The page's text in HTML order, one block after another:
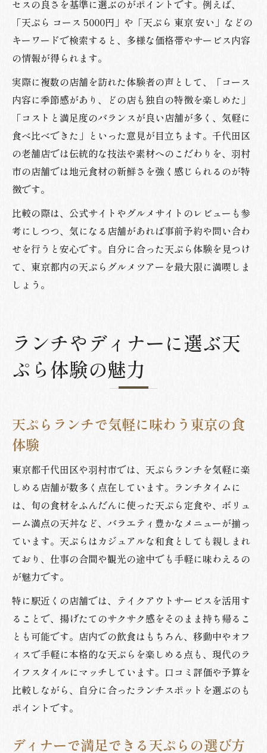
セスの良さを基準に選ぶのがポイントです。例えば、
「天ぷら コース 5000円」や「天ぷら 東京 安い」などの
キーワードで検索すると、多様な価格帯やサービス内容
の情報が得られます。
実際に複数の店舗を訪れた体験者の声として、「コース
内容に季節感があり、どの店も独自の特徴を楽しめた」
「コストと満足度のバランスが良い店舗が多く、気軽に
食べ比べできた」といった意見が目立ちます。千代田区
の老舗店では伝統的な技法や素材へのこだわりを、羽村
市の店舗では地元食材の新鮮さを強く感じられるのが特
徴です。
比較の際は、公式サイトやグルメサイトのレビューも参
考にしつつ、気になる店舗があれば事前予約や問い合わ
せを行うと安心です。自分に合った天ぷら体験を見つけ
て、東京都内の天ぷらグルメツアーを最大限に満喫しま
しょう。
ランチやディナーに選ぶ天
ぷら体験の魅力
天ぷらランチで気軽に味わう東京の食
体験
東京都千代田区や羽村市では、天ぷらランチを気軽に楽
しめる店舗が数多く点在しています。ランチタイムに
は、旬の食材をふんだんに使った天ぷら定食や、ボリュ
ーム満点の天丼など、バラエティ豊かなメニューが揃っ
ています。天ぷらはカジュアルな和食としても親しまれ
ており、仕事の合間や観光の途中でも手軽に味わえるの
が魅力です。
特に駅近くの店舗では、テイクアウトサービスを活用す
ることで、揚げたてのサクサク感をそのまま持ち帰るこ
とも可能です。店内での飲食はもちろん、移動中やオフ
ィスで手軽に本格的な天ぷらを楽しめる点も、現代のラ
イフスタイルにマッチしています。口コミ評価や予算を
比較しながら、自分に合ったランチスポットを選ぶのも
ポイントです。
ディナーで満足できる天ぷらの選び方